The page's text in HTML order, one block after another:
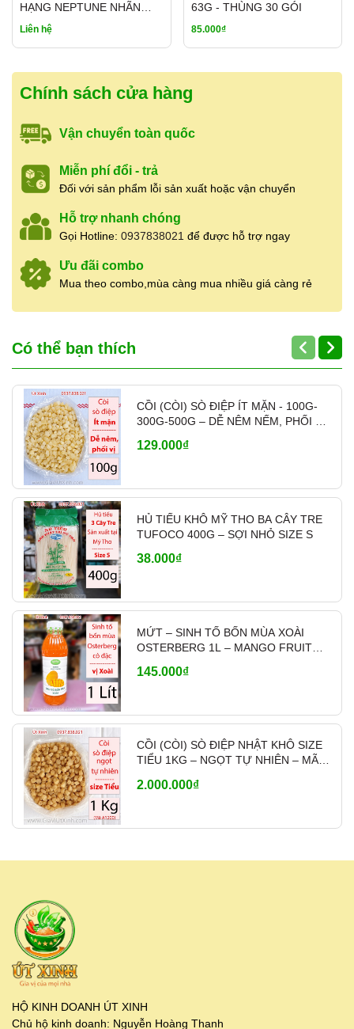
Phường 5, Quận 5, TP.HCM
0937.838.021(có Zalo – hỗ trợ
Mã vạch sản phẩm:8938563129031
lượng lớn, cung cấp hàng ổn định cho
qua chành xe, nhà xe
giao hàng nhanh và linh hoạt theo nhu cầu.
👉 Liên hệ báo giá sỉ & tư vấn:
HẠNG NEPTUNE NHÃN
VÀNG 5KG
Liên hệ
63G - THÙNG 30 GÓI
85.000₫
Chính sách cửa hàng
Vận chuyển toàn quốc
Miễn phí đổi - trả
Đối với sản phẩm lỗi sản xuất hoặc vận chuyển
Hỗ trợ nhanh chóng
Gọi Hotline: 0937838021 để được hỗ trợ ngay
Ưu đãi combo
Mua theo combo,mùa càng mua nhiều giá càng rẻ
Có thể bạn thích
CỒI (CÒI) SÒ ĐIỆP ÍT MẶN - 100G-
300G-500G – DỄ NÊM NẾM, PHỐI VỊ
129.000₫
HỦ TIẾU KHÔ MỸ THO BA CÂY TRE
TUFOCO 400G – SỢI NHỎ SIZE S
38.000₫
MỨT – SINH TỐ BỐN MÙA XOÀI
OSTERBERG 1L – MANGO FRUIT
145.000₫
CỒI (CÒI) SÒ ĐIỆP NHẬT KHÔ SIZE
TIỂU 1KG – NGỌT TỰ NHIÊN – MÃ
2.000.000₫
HỘ KINH DOANH ÚT XINH
Chủ hộ kinh doanh: Nguyễn Hoàng Thanh